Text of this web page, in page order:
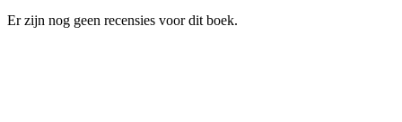
Er zijn nog geen recensies voor dit boek.